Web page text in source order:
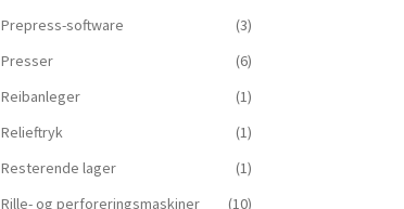
Prepress-software
(3)
Presser
(6)
Reibanleger
(1)
Relieftryk
(1)
Resterende lager
(1)
Rille- og perforeringsmaskiner
(10)